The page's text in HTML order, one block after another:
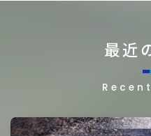
最近